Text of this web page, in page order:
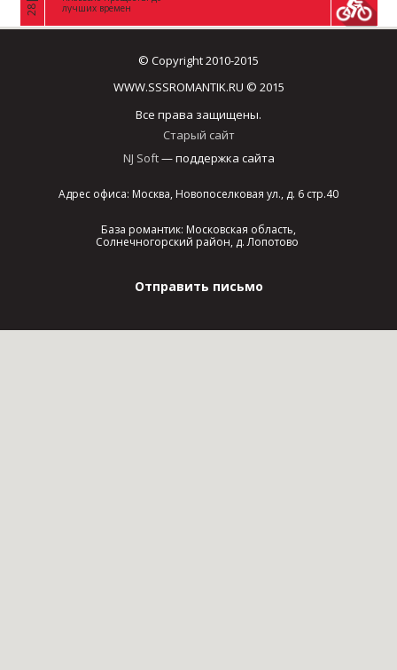
лучших времен
© Copyright 2010-2015
WWW.SSSROMANTIK.RU © 2015
Все права защищены.
Старый сайт
NJ Soft— поддержка сайта
Адрес офиса: Москва, Новопоселковая ул., д. 6 стр.40
База романтик: Московская область,
Солнечногорский район, д. Лопотово
Отправить письмо